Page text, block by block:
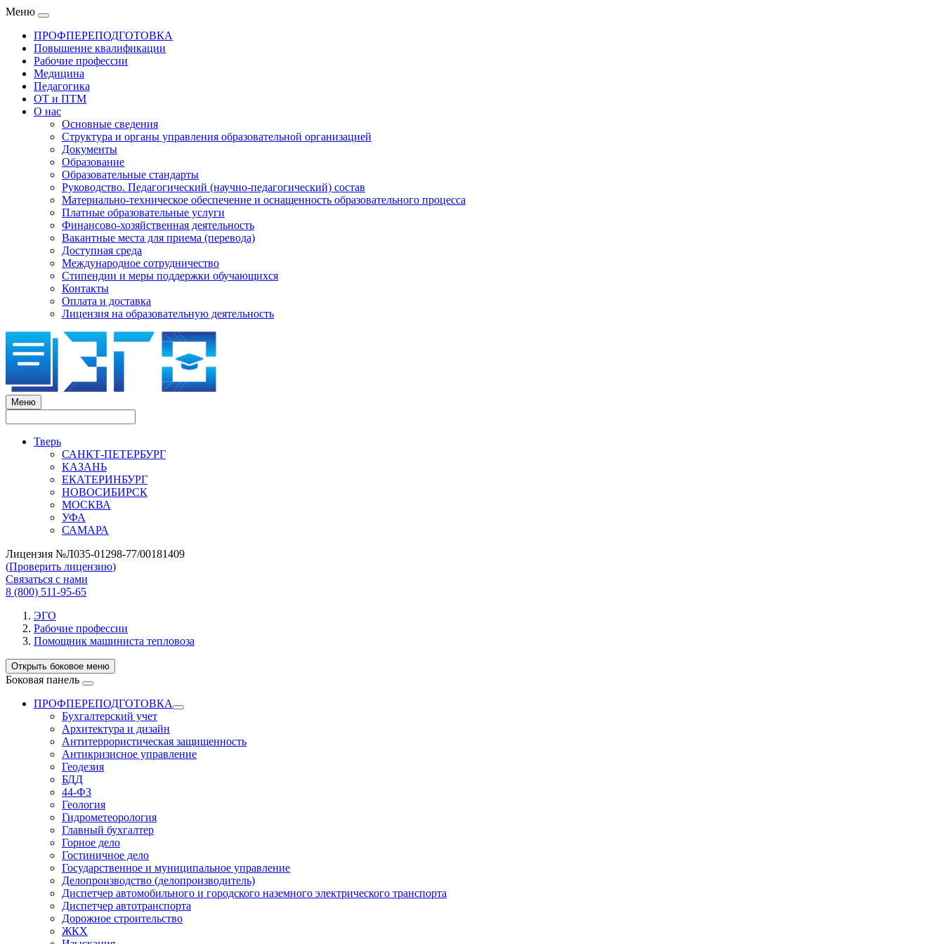
Меню
ПРОФПЕРЕПОДГОТОВКА
Повышение квалификации
Рабочие профессии
Медицина
Педагогика
ОТ и ПТМ
О нас
Основные сведения
Структура и органы управления образовательной организацией
Документы
Образование
Образовательные стандарты
Руководство. Педагогический (научно-педагогический) состав
Материально-техническое обеспечение и оснащенность образовательного процесса
Платные образовательные услуги
Финансово-хозяйственная деятельность
Вакантные места для приема (перевода)
Доступная среда
Международное сотрудничество
Стипендии и меры поддержки обучающихся
Контакты
Оплата и доставка
Лицензия на образовательную деятельность
Меню
Тверь
САНКТ-ПЕТЕРБУРГ
КАЗАНЬ
ЕКАТЕРИНБУРГ
НОВОСИБИРСК
МОСКВА
УФА
САМАРА
Лицензия №Л035-01298-77/00181409
(Проверить лицензию)
Связаться с нами
8 (800) 511-95-65
ЭГО
Рабочие профессии
Помощник машиниста тепловоза
Открыть боковое меню
Боковая панель
ПРОФПЕРЕПОДГОТОВКА
Бухгалтерский учет
Архитектура и дизайн
Антитеррористическая защищенность
Антикризисное управление
Геодезия
БДД
44-ФЗ
Геология
Гидрометеорология
Главный бухгалтер
Горное дело
Гостиничное дело
Государственное и муниципальное управление
Делопроизводство (делопроизводитель)
Диспетчер автомобильного и городского наземного электрического транспорта
Диспетчер автотранспорта
Дорожное строительство
ЖКХ